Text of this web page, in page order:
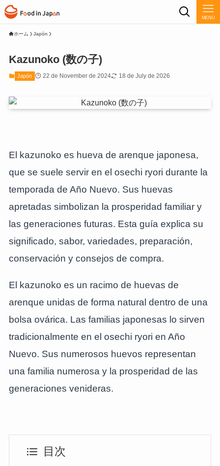
MENU
ホーム Japón
Kazunoko (数の子)
Japón 22 de November de 2024 18 de July de 2026
El kazunoko es hueva de arenque japonesa,
que se suele servir en el osechi ryori durante la
temporada de Año Nuevo. Sus huevas
apretadas simbolizan la prosperidad familiar y
las generaciones futuras. Esta guía explica su
significado, sabor, variedades, preparación,
conservación y consejos de compra.
El kazunoko es un racimo de huevas de
arenque unidas de forma natural dentro de una
bolsa ovárica. Las familias japonesas lo sirven
tradicionalmente en el osechi ryori en Año
Nuevo. Sus numerosos huevos representan
una familia numerosa y la prosperidad de las
generaciones venideras.
目次